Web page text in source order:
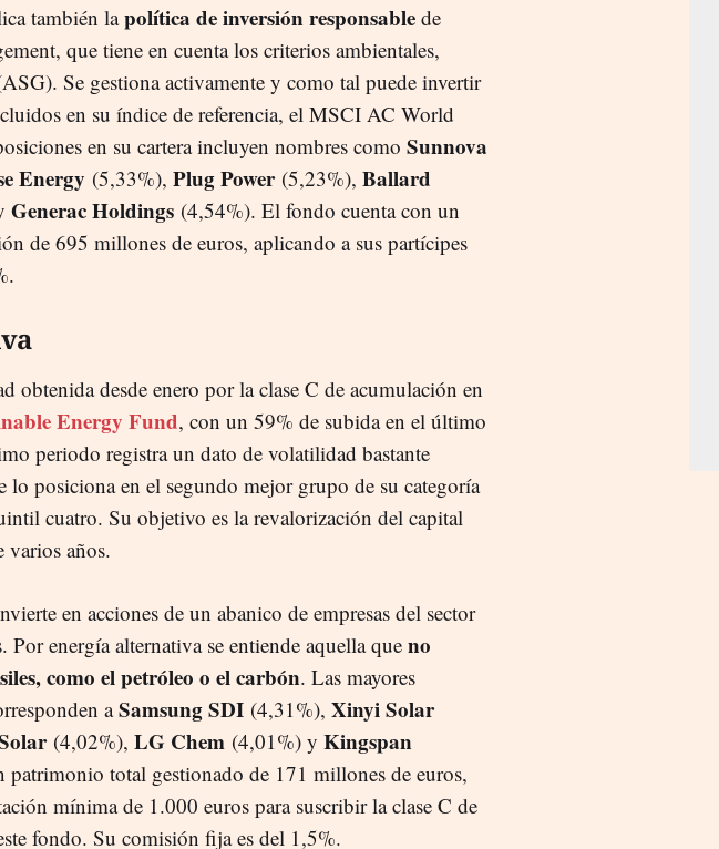
también lapolítica de inversión responsable de
que tiene en cuenta los criterios ambientales,
Se gestiona activamente y como tal puede invertir
en su índice de referencia, el MSCI AC World
en su cartera incluyen nombres como Sunnova
Energy (5,33%), Plug Power(5,23%), Ballard
Generac Holdings (4,54%). El fondo cuenta con un
de 695 millones de euros, aplicando a sus partícipes
obtenida desde enero por la clase C de acumulación en
Energy Fund, con un 59% de subida en el último
periodo registra un dato de volatilidad bastante
posiciona en el segundo mejor grupo de su categoría
cuatro. Su objetivo es la revalorización del capital
años.
en acciones de un abanico de empresas del sector
Por energía alternativa se entiende aquella que no
como el petróleo o el carbón. Las mayores
aSamsung SDI (4,31%), Xinyi Solar
(4,02%), LG Chem (4,01%) y Kingspan
patrimonio total gestionado de 171 millones de euros,
mínima de 1.000 euros para suscribir la clase C de
fondo. Su comisión fija es del 1,5%.